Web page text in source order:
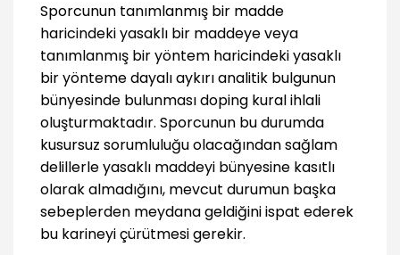
Sporcunun tanımlanmış bir madde
haricindeki yasaklı bir maddeye veya
tanımlanmış bir yöntem haricindeki yasaklı
bir yönteme dayalı aykırı analitik bulgunun
bünyesinde bulunması doping kural ihlali
oluşturmaktadır. Sporcunun bu durumda
kusursuz sorumluluğu olacağından sağlam
delillerle yasaklı maddeyi bünyesine kasıtlı
olarak almadığını, mevcut durumun başka
sebeplerden meydana geldiğini ispat ederek
bu karineyi çürütmesi gerekir.